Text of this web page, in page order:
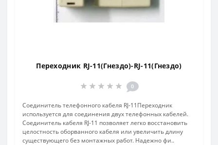
Переходник RJ-11(Гнездо)-RJ-11(Гнездо)
0
Соединитель телефонного кабеля RJ-11Переходник
используется для соединения двух телефонных кабелей.
Соединитель кабеля RJ-11 позволяет легко восстановить
целостность оборванного кабеля или увеличить длину
существующего без монтажных работ. Надежно фи..